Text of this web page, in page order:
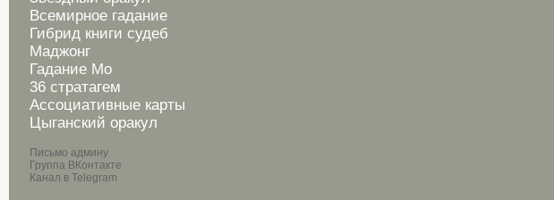
Всемирное гадание
Гибрид книги судеб
Маджонг
Гадание Мо
36 стратагем
Ассоциативные карты
Цыганский оракул
Письмо админу
Группа ВКонтакте
Канал в Telegram